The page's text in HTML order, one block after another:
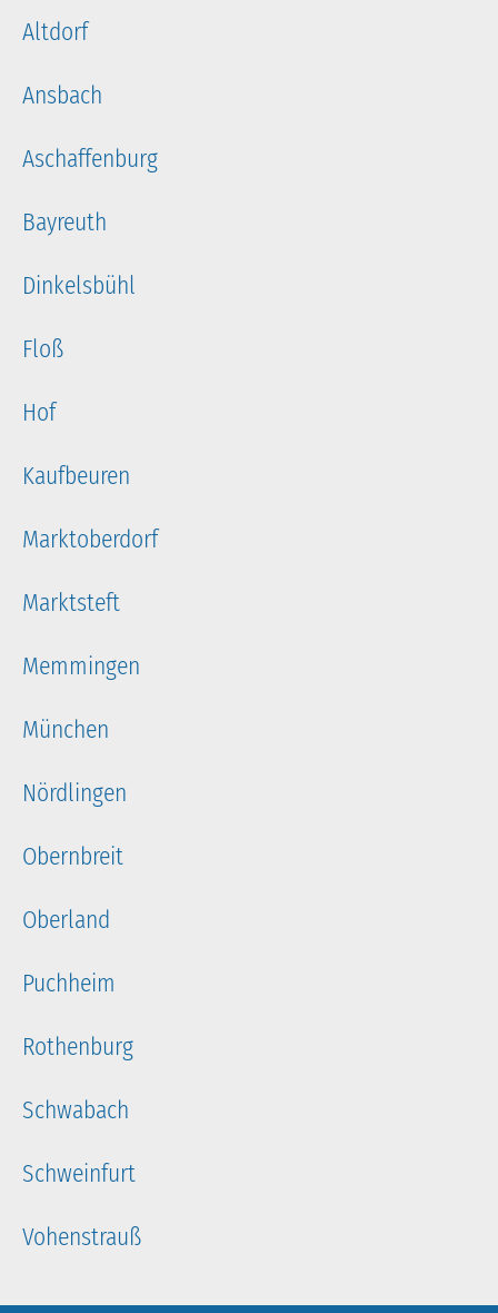
Altdorf
Ansbach
Aschaffenburg
Bayreuth
Dinkelsbühl
Floß
Hof
Kaufbeuren
Marktoberdorf
Marktsteft
Memmingen
München
Nördlingen
Obernbreit
Oberland
Puchheim
Rothenburg
Schwabach
Schweinfurt
Vohenstrauß